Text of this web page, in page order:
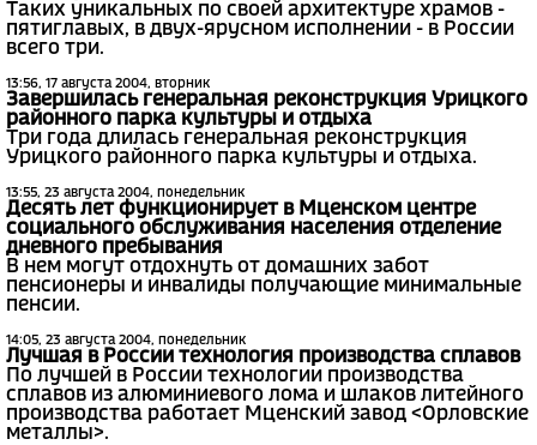
Таких уникальных по своей архитектуре храмов -
пятиглавых, в двух-ярусном исполнении - в России
всего три.
13:56, 17 августа 2004, вторник
Завершилась генеральная реконструкция Урицкого
районного парка культуры и отдыха
Три года длилась генеральная реконструкция
Урицкого районного парка культуры и отдыха.
13:55, 23 августа 2004, понедельник
Десять лет функционирует в Мценском центре
социального обслуживания населения отделение
дневного пребывания
В нем могут отдохнуть от домашних забот
пенсионеры и инвалиды получающие минимальные
пенсии.
14:05, 23 августа 2004, понедельник
Лучшая в России технология производства сплавов
По лучшей в России технологии производства
сплавов из алюминиевого лома и шлаков литейного
производства работает Мценский завод <Орловские
металлы>.